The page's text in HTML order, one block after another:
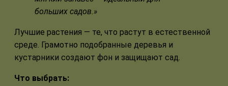
больших садов.»
Лучшие растения — те, что растут в естественной
среде. Грамотно подобранные деревья и
кустарники создают фон и защищают сад.
Что выбрать: